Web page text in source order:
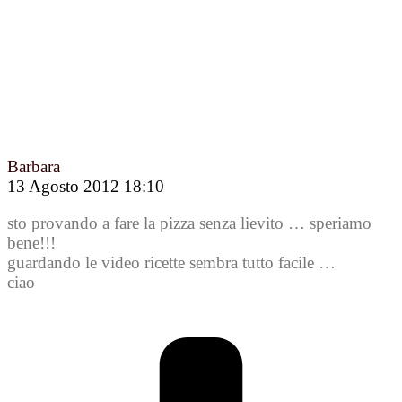
Barbara
13 Agosto 2012 18:10
sto provando a fare la pizza senza lievito … speriamo
bene!!!
guardando le video ricette sembra tutto facile …
ciao